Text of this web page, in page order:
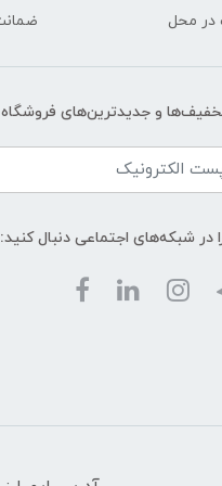
در محل
و جدیدترین‌های فروشگاه
در شبکه‌های اجتماعی دنبال کنید: